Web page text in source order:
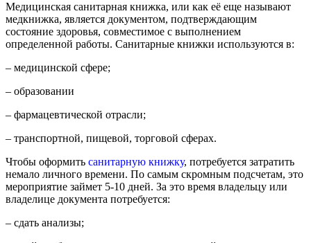
Медицинская санитарная книжка, или как её еще называют
медкнижка, является документом, подтверждающим
состояние здоровья, совместимое с выполнением
определенной работы. Санитарные книжки используются в:
– медицинской сфере;
– образовании
– фармацевтической отрасли;
– транспортной, пищевой, торговой сферах.
Чтобы оформить санитарную книжку, потребуется затратить
немало личного времени. По самым скромным подсчетам, это
мероприятие займет 5-10 дней. За это время владельцу или
владелице документа потребуется:
– сдать анализы;